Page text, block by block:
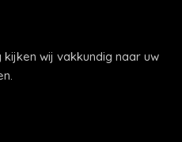
wij vakkundig naar uw